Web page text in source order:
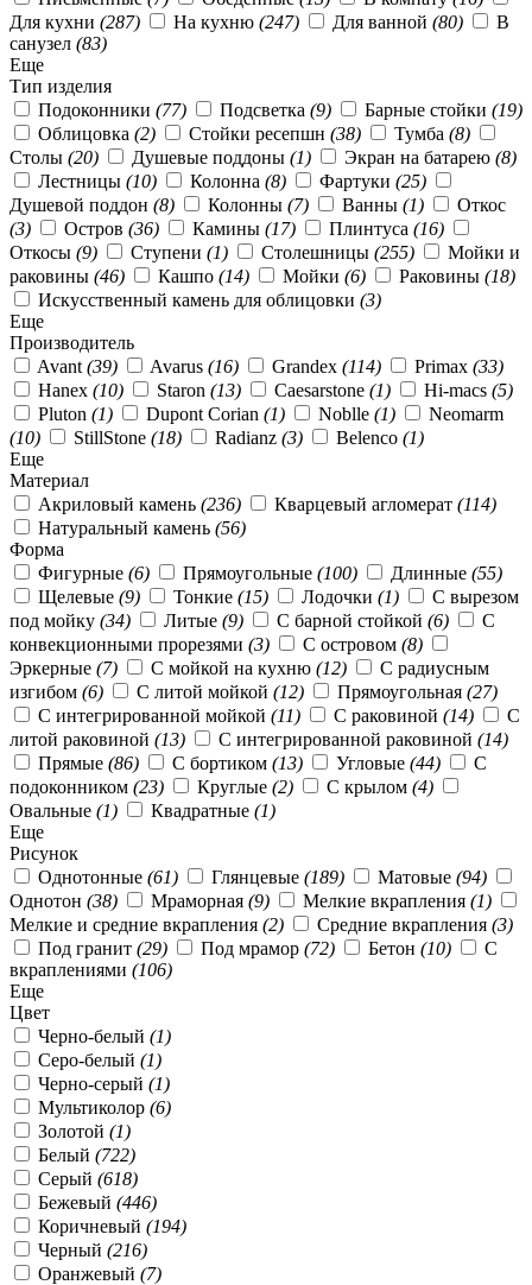
Для кухни (287) На кухню (247) Для ванной (80)
В
санузел (83)
Еще
Тип изделия
Подоконники (77) Подсветка (9) Барные стойки (19)
Облицовка (2) Стойки ресепшн (38) Тумба (8)
Столы (20) Душевые поддоны (1) Экран на батарею (8)
Лестницы (10) Колонна (8) Фартуки (25)
Душевой поддон (8) Колонны (7) Ванны (1)
Откос
(3)
Остров (36) Камины (17) Плинтуса (16)
Откосы (9) Ступени (1) Столешницы (255)
Мойки и
раковины (46) Кашпо (14) Мойки (6) Раковины (18)
Искусственный камень для облицовки (3)
Еще
Производитель
Avant (39) Avarus (16) Grandex (114) Primax (33)
Hanex (10) Staron (13) Caesarstone (1) Hi-macs (5)
Pluton (1) Dupont Corian (1) Noblle (1)
Neomarm
(10)
StillStone (18) Radianz (3) Belenco (1)
Еще
Материал
Акриловый камень (236) Кварцевый агломерат (114)
Натуральный камень (56)
Форма
Фигурные (6) Прямоугольные (100) Длинные (55)
Щелевые (9) Тонкие (15) Лодочки (1)
С вырезом
под мойку (34) Литые (9) С барной стойкой (6)
С
конвекционными прорезями (3) С островом (8)
Эркерные (7) С мойкой на кухню (12)
С радиусным
изгибом (6) С литой мойкой (12) Прямоугольная (27)
С интегрированной мойкой (11) С раковиной (14)
С
литой раковиной (13) С интегрированной раковиной (14)
Прямые (86) С бортиком (13) Угловые (44)
С
подоконником (23) Круглые (2) С крылом (4)
Овальные (1) Квадратные (1)
Еще
Рисунок
Однотонные (61) Глянцевые (189) Матовые (94)
Однотон (38) Мраморная (9) Мелкие вкрапления (1)
Мелкие и средние вкрапления (2) Cредние вкрапления (3)
Под гранит (29) Под мрамор (72) Бетон (10)
С
вкраплениями (106)
Еще
Цвет
Черно-белый (1)
Серо-белый (1)
Черно-серый (1)
Мультиколор (6)
Золотой (1)
Белый (722)
Серый (618)
Бежевый (446)
Коричневый (194)
Черный (216)
Оранжевый (7)